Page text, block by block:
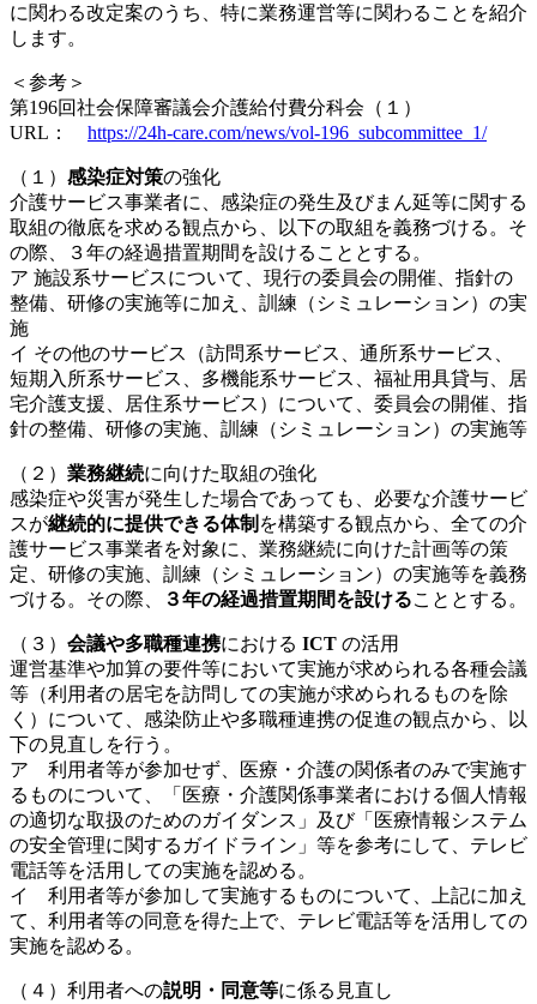
に関わる改定案のうち、特に業務運営等に関わることを紹介
します。
＜参考＞
第196回社会保障審議会介護給付費分科会（１）
URL： https://24h-care.com/news/vol-196_subcommittee_1/
（１） 感染症対策の強化
介護サービス事業者に、感染症の発生及びまん延等に関する
取組の徹底を求める観点から、以下の取組を義務づける。そ
の際、３年の経過措置期間を設けることとする。
ア 施設系サービスについて、現行の委員会の開催、指針の
整備、研修の実施等に加え、訓練（シミュレーション）の実
施
イ その他のサービス（訪問系サービス、通所系サービス、
短期入所系サービス、多機能系サービス、福祉用具貸与、居
宅介護支援、居住系サービス）について、委員会の開催、指
針の整備、研修の実施、訓練（シミュレーション）の実施等
（２） 業務継続に向けた取組の強化
感染症や災害が発生した場合であっても、必要な介護サービ
スが継続的に提供できる体制 を構築する観点から、全ての介
護サービス事業者を対象に、業務継続に向けた計画等の策
定、研修の実施、訓練（シミュレーション）の実施等を義務
づける。その際、
３年の経過措置期間を設けることとする。
（３） 会議や多職種連携における ICT の活用
運営基準や加算の要件等において実施が求められる各種会議
等（利用者の居宅を訪問しての実施が求められるものを除
く）について、感染防止や多職種連携の促進の観点から、以
下の見直しを行う。
ア 利用者等が参加せず、医療・介護の関係者のみで実施す
るものについて、「医療・介護関係事業者における個人情報
の適切な取扱のためのガイダンス」及び「医療情報システム
の安全管理に関するガイドライン」等を参考にして、テレビ
電話等を活用しての実施を認める。
イ 利用者等が参加して実施するものについて、上記に加え
て、利用者等の同意を得た上で、テレビ電話等を活用しての
実施を認める。
（４）利用者への説明・同意等に係る見直し